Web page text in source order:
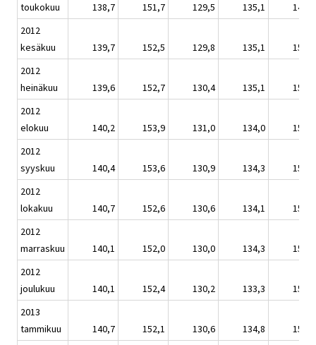
toukokuu
138,7 151,7 129,5 135,1
149,3
2012
kesäkuu
139,7 152,5 129,8 135,1
150,4
2012
heinäkuu
139,6 152,7 130,4 135,1
150,3
2012
elokuu
140,2 153,9 131,0 134,0
150,9
2012
syyskuu
140,4 153,6 130,9 134,3
151,1
2012
lokakuu
140,7 152,6 130,6 134,1
151,5
2012
marraskuu
140,1 152,0 130,0 134,3
150,8
2012
joulukuu
140,1 152,4 130,2 133,3
150,8
2013
tammikuu
140,7 152,1 130,6 134,8
151,4